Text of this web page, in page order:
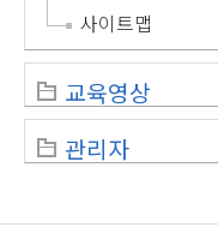
사이트맵
교육영상
관리자